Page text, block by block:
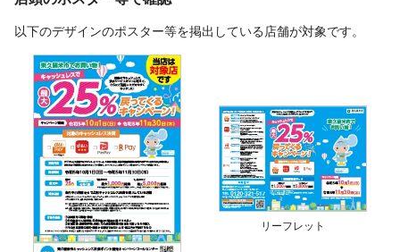
以下のデザインのポスター等を掲出している店舗が対象です。
リーフレット